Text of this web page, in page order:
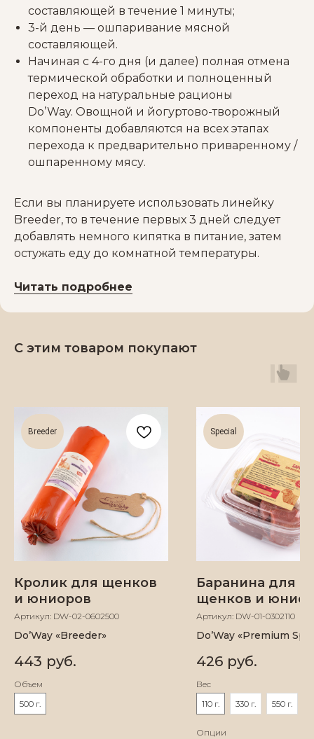
составляющей в течение 1 минуты;
3-й день — ошпаривание мясной
составляющей.
Начиная с 4-го дня (и далее) полная отмена
термической обработки и полноценный
переход на натуральные рационы
Do’Way. Овощной и йогуртово-творожный
компоненты добавляются на всех этапах
перехода к предварительно приваренному /
ошпаренному мясу.
Если вы планируете использовать линейку
Breeder, то в течение первых 3 дней следует
добавлять немного кипятка в питание, затем
остужать еду до комнатной температуры.
Читать подробнее
С этим товаром покупают
Breeder
Кролик для щенков
и юниоров
Артикул: DW-02-0602500
Do’Way «Breeder»
443 руб.
Объем
500 г.
Special
Баранина для
щенков и
Артикул: DW-01-0302110
Do’Way «Premium
426 руб.
Вес
110 г.
330 г. 550 г.
Опции
и лакомства для собак
ИНН 501 004 592 628 ОГРНИП 324774600178763
Все права защищены.
Политика конфиденциальности.
Публичная оферта
Разработка сайта